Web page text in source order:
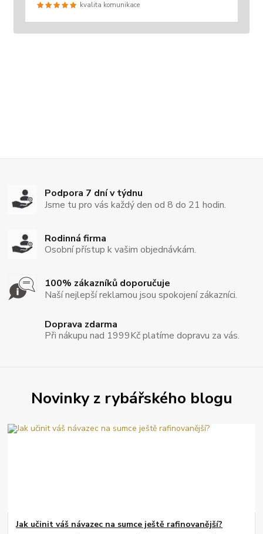
kvalita komunikace
Podpora 7 dní v týdnu
Jsme tu pro vás každý den od 8 do 21 hodin.
Rodinná firma
Osobní přístup k vašim objednávkám.
100% zákazníků doporučuje
Naší nejlepší reklamou jsou spokojení zákazníci.
Doprava zdarma
Při nákupu nad 1999Kč platíme dopravu za vás.
Novinky z rybářského blogu
Jak učinit váš návazec na sumce ještě rafinovanější?